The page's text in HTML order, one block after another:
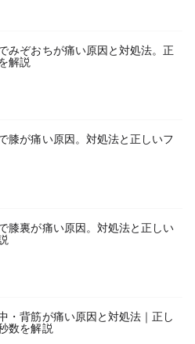
みぞおちが痛い原因と対処法。正
解説
膝が痛い原因。対処法と正しいフ
膝裏が痛い原因。対処法と正しい
・背筋が痛い原因と対処法｜正し
数を解説